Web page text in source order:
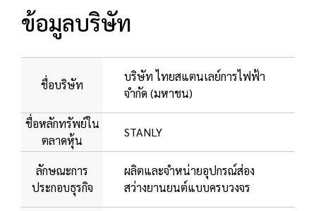
ข้อมูลบริษัท
ชื่อบริษัท
บริษัท ไทยสแตนเลย์การไฟฟ้า
จำกัด (มหาชน)
ชื่อหลักทรัพย์ใน
ตลาดหุ้น
STANLY
ลักษณะการ
ประกอบธุรกิจ
ผลิตและจำหน่ายอุปกรณ์ส่อง
สว่างยานยนต์แบบครบวงจร